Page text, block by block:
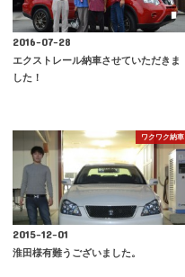
2016-07-28
エクストレール納車させていただきま
した！
ワクワク納車
2015-12-01
淮田様有難うございました。